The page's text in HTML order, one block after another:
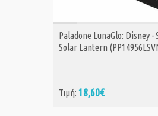
ΑΓΟΡΑ
Paladone LunaGlo: Disney
Solar Lantern
Τιμή: 18,60€